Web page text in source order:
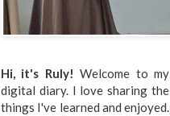
Hi, it's Ruly! Welcome to my
digital diary. I love sharing the
things I've learned and enjoyed.